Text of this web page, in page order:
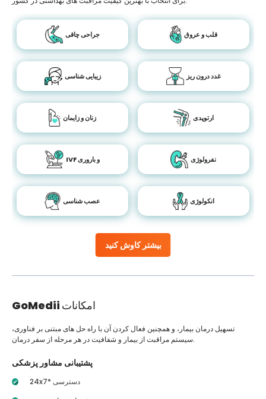
بیشتر کاوش کنید
جراحی چاقی قلب و عروق
زیبایی شناسی غدد درون ریز
زنان و زایمان ارتوپدی
IVF و باروری نفرولوژی
عصب شناسی انکولوژی
GoMedii امکانات
تسهیل درمان بیمار، و همچنین فعال کردن آن با راه حل های مبتنی بر فناوری،
سیستم مراقبت از بیمار و شفافیت در هر مرحله از سفر درمان.
پشتیبانی مشاور پزشکی
24x7* دسترسی